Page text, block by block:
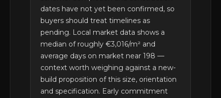
dates have not yet been confirmed, so
buyers should treat timelines as
pending. Local market data shows a
median of roughly €3,016/m² and
average days on market near 198 —
context worth weighing against a new-
build proposition of this size, orientation
and specification. Early commitment